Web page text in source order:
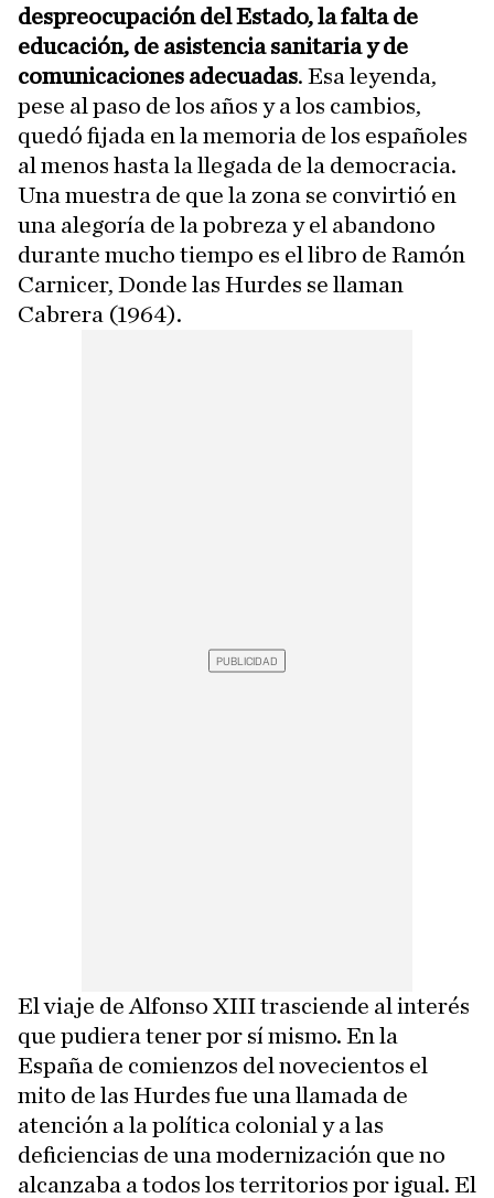
despreocupación del Estado, la falta de
educación, de asistencia sanitaria y de
comunicaciones adecuadas. Esa leyenda,
pese al paso de los años y a los cambios,
quedó fijada en la memoria de los españoles
al menos hasta la llegada de la democracia.
Una muestra de que la zona se convirtió en
una alegoría de la pobreza y el abandono
durante mucho tiempo es el libro de Ramón
Carnicer, Donde las Hurdes se llaman
Cabrera (1964).
El viaje de Alfonso XIII trasciende al interés
que pudiera tener por sí mismo. En la
España de comienzos del novecientos el
mito de las Hurdes fue una llamada de
atención a la política colonial y a las
deficiencias de una modernización que no
alcanzaba a todos los territorios por igual. El